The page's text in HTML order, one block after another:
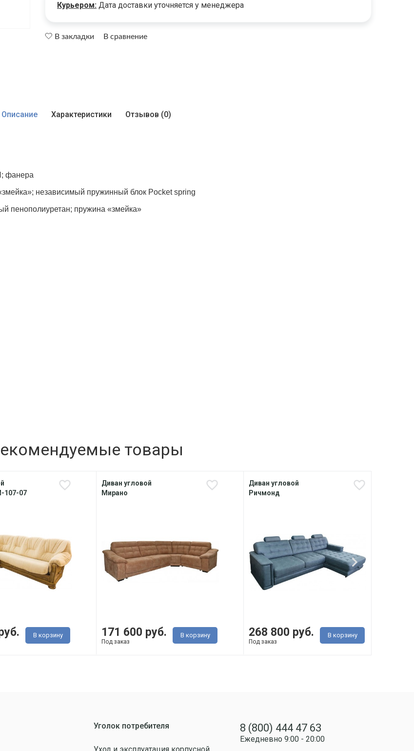
Курьером: Дата доставки уточняется у менеджера
В закладки В сравнение
Описание Характеристики Отзывов (0)
фанера
независимый пружинный блок Pocket spring
пенополиуретан; пружина «змейка»
товары
107-07
В корзину
Диван угловой
Мирано
171 600 руб.
Под заказ
В корзину
Диван угловой
Ричмонд
268 800 руб.
Под заказ
В корзину
Уголок потребителя 8 (800) 444 47 63
Ежедневно 9:00 - 20:00